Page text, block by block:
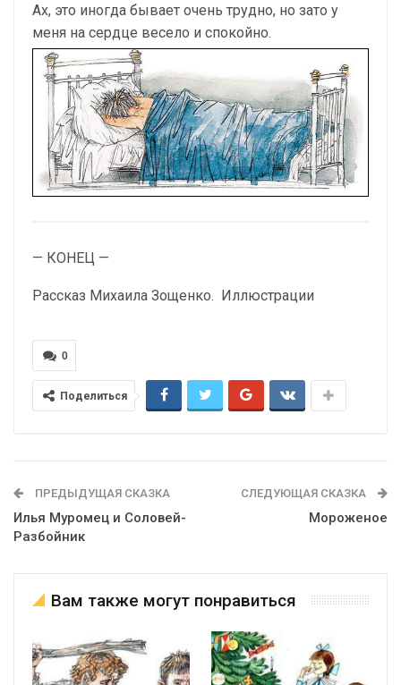
Ах, это иногда бывает очень трудно, но зато у
меня на сердце весело и спокойно.
— КОНЕЦ —
Рассказ Михаила Зощенко. Иллюстрации
0
Поделиться
ПРЕДЫДУЩАЯ СКАЗКА
Илья Муромец и Соловей-
Разбойник
СЛЕДУЮЩАЯ СКАЗКА
Мороженое
Вам также могут понравиться